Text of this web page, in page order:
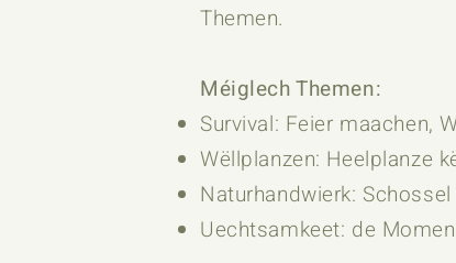
Themen.
Méiglech Themen:
Survival: Feier maachen,
Wëllplanzen: Heelplanze
Naturhandwierk:
Uechtsamkeet: de